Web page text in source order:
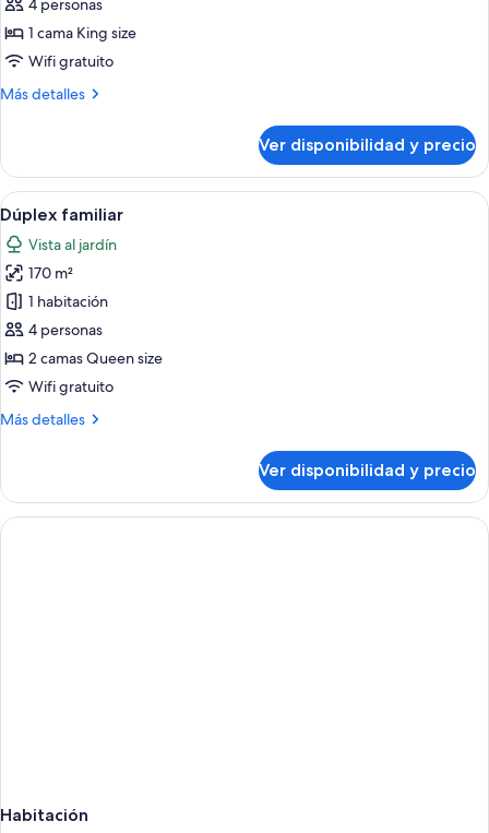
Bedroom
Governor
Ocean
4 personas
1 cama King size
Wifi gratuito
Más detalles
Más
Bedroom
Governor
Suite
Ocean
View
Ver disponibilidad y precio
Ver
todas
las
fotos
de
Dúplex
familiar
Una sala de estar moderna con un
6
Dúplex familiar
Vista al jardín
170 m²
1 habitación
4 personas
2 camas Queen size
Wifi gratuito
Más detalles
Más
familiar
Ver disponibilidad y precio
Habitación